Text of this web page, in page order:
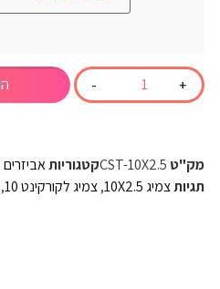
+
-
מק"ט CST-10X2.5קטגוריותאביזרים
תגיותצמיג 10X2.5 ,צמיג לקורקינט 10 ,